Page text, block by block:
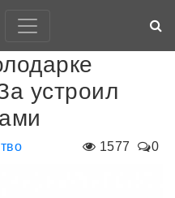
устроил
1577 0